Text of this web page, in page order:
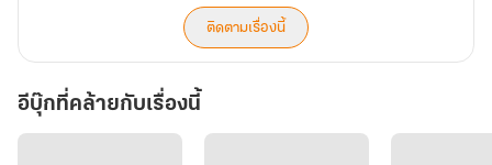
ดารัณ...จึงเปรียบประดุจยอดหทัยของกายสุวรรณนับแต่นั้น
ทว่า...ทิพยนารีผู้คงชีวีเพียงสัตตวาร ฤๅจักคู่ควรเคียงข้างเป็นเทวีคู่
บัลลังก์
ติดตามเรื่องนี้
อีบุ๊กที่คล้ายกับเรื่องนี้